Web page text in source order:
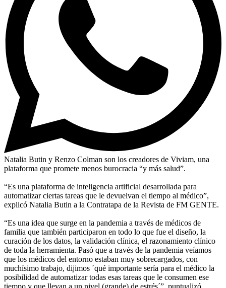
Natalia Butin y Renzo Colman son los creadores de Viviam, una
plataforma que promete menos burocracia “y más salud”.
“Es una plataforma de inteligencia artificial desarrollada para
automatizar ciertas tareas que le devuelvan el tiempo al médico”,
explicó Natalia Butin a la Contratapa de la Revista de FM GENTE.
“Es una idea que surge en la pandemia a través de médicos de
familia que también participaron en todo lo que fue el diseño, la
curación de los datos, la validación clínica, el razonamiento clínico
de toda la herramienta. Pasó que a través de la pandemia veíamos
que los médicos del entorno estaban muy sobrecargados, con
muchísimo trabajo, dijimos ´qué importante sería para el médico la
posibilidad de automatizar todas esas tareas que le consumen ese
tiempo y que llevan a un nivel (grande) de estrés´”, puntualizó